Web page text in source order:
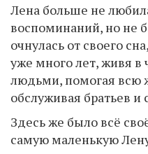
Лена больше не
воспоминаний, но не
очнулась от своего
уже много лет, живя
людьми, помогая всю
обслуживая братьев и
Здесь же было всё
самую маленькую